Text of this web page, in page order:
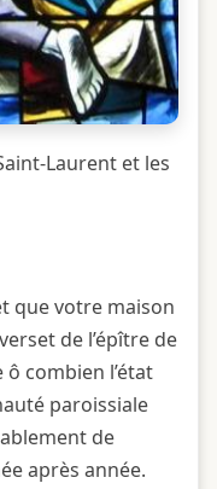
Laurent et les
que votre maison
de l’épître de
combien l’état
paroissiale
de
après année.